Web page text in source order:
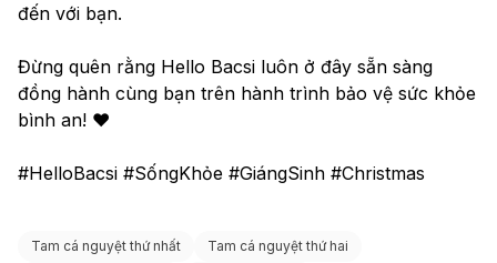
đến với bạn.
Đừng quên rằng Hello Bacsi luôn ở đây sẵn sàng
đồng hành cùng bạn trên hành trình bảo vệ sức khỏe
bình an! ❤️
#HelloBacsi #SốngKhỏe #GiángSinh #Christmas
Tam cá nguyệt thứ nhất
Tam cá nguyệt thứ hai